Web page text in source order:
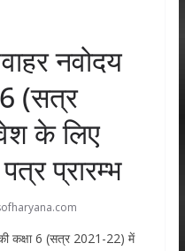
नवोदय
6 (सत्र
के लिए
प्रारम्भ
कक्षा 6 (सत्र 2021-22) में